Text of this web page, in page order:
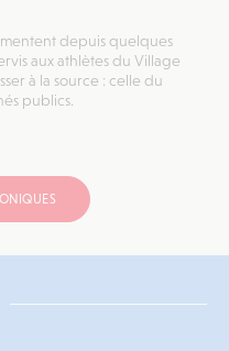
depuis quelques
aux athlètes du Village
à la source : celle du
publics.